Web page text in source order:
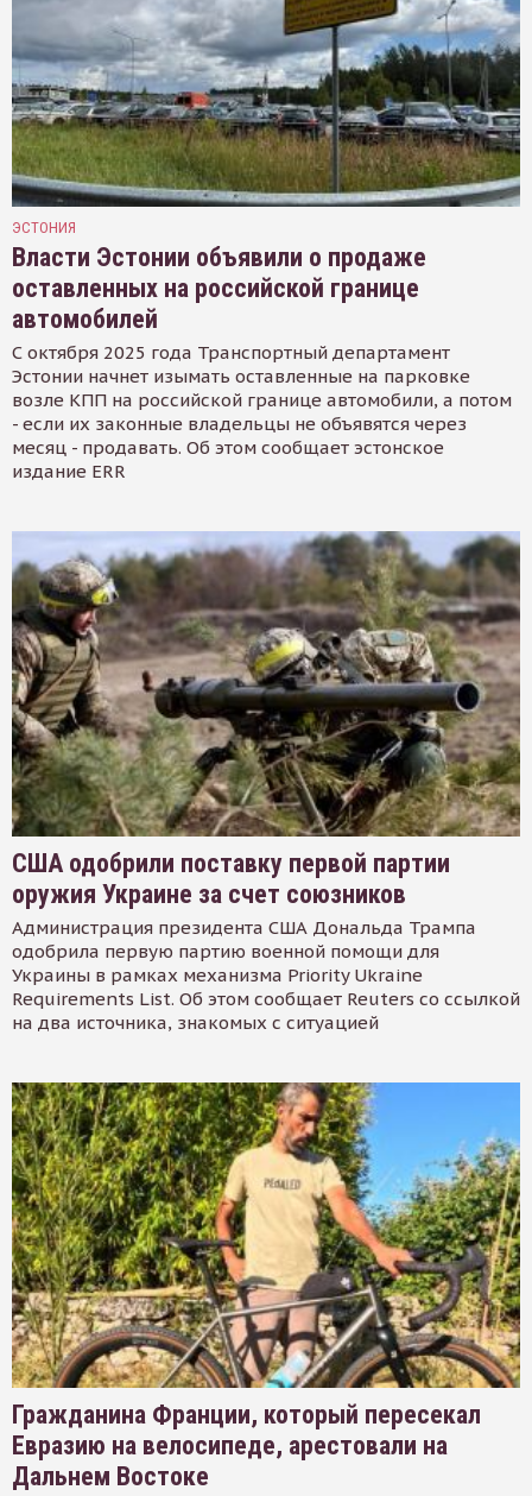
ЭСТОНИЯ
Власти Эстонии объявили о продаже
оставленных на российской границе
автомобилей
С октября 2025 года Транспортный департамент
Эстонии начнет изымать оставленные на парковке
возле КПП на российской границе автомобили, а потом
- если их законные владельцы не объявятся через
месяц - продавать. Об этом сообщает эстонское
издание ERR
США одобрили поставку первой партии
оружия Украине за счет союзников
Администрация президента США Дональда Трампа
одобрила первую партию военной помощи для
Украины в рамках механизма Priority Ukraine
Requirements List. Об этом сообщает Reuters со ссылкой
на два источника, знакомых с ситуацией
Гражданина Франции, который пересекал
Евразию на велосипеде, арестовали на
Дальнем Востоке